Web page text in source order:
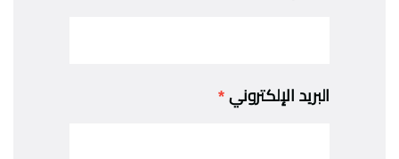
البريد الإلكتروني *